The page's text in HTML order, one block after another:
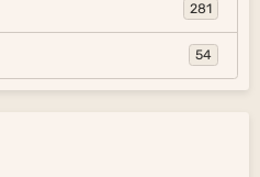
281
54